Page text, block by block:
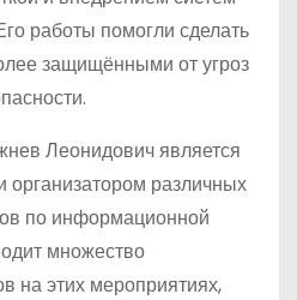
работы помогли сделать
защищёнными от угроз
Леонидович является
организатором различных
по информационной
множество
на этих мероприятиях,